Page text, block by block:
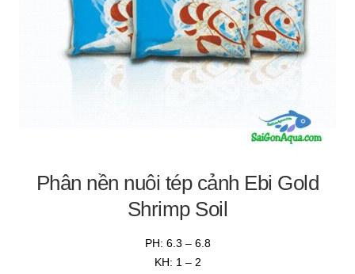
Phân nền nuôi tép cảnh Ebi Gold
Shrimp Soil
PH: 6.3 – 6.8
KH: 1 – 2